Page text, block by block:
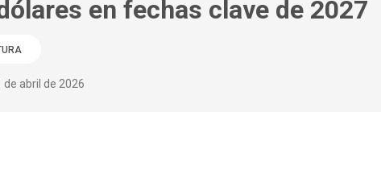
en fechas clave de 2027
abril de 2026